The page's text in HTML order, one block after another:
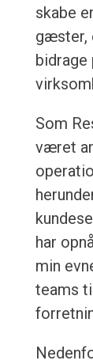
skabe
gæster,
Som
været
har
min
teams